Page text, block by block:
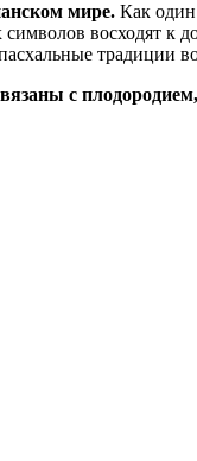
ком мире. Как
восходят к
традиции
с